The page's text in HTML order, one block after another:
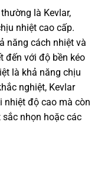
là Kevlar,
nhiệt cao cấp.
năng cách nhiệt và
đến với độ bền kéo
là khả năng chịu
nghiệt, Kevlar
nhiệt độ cao mà còn
nhọn hoặc các